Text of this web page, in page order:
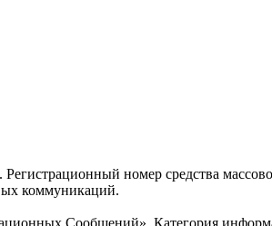
номер средства
коммуникаций.
Сообщений». Категория